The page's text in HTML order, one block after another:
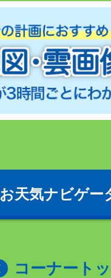
お天気ナビゲー
コーナート